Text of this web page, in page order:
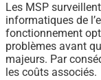
Les MSP
informatiques de
fonctionnement
problèmes avant
majeurs. Par
les coûts associés.